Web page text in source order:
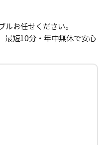
お任せください。
最短10分・年中無休で安心